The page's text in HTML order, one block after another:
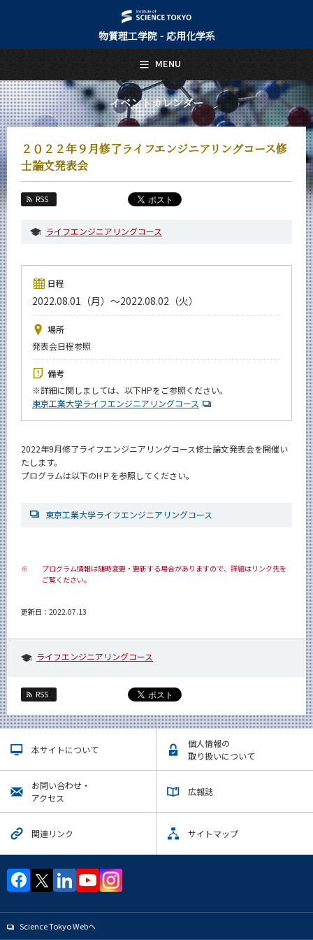
物質理工学院 - 応用化学系
イベントカレンダー
２０２２年９月修了ライフエンジニアリングコース修
士論文発表会
RSS
ライフエンジニアリングコース
日程
2022.08.01（月）～2022.08.02（火）
場所
発表会日程参照
備考
※詳細に関しましては、以下HPをご参照ください。
東京工業大学ライフエンジニアリングコース
2022年9月修了ライフエンジニアリングコース修士論文発表会を開催い
たします。
プログラムは以下のHＰを参照してください。
東京工業大学ライフエンジニアリングコース
※
プログラム情報は随時変更・更新する場合がありますので、詳細はリンク先を
ご覧ください。
更新日：2022.07.13
ライフエンジニアリングコース
RSS
本サイトについて
個人情報の
取り扱いについて
お問い合わせ・
アクセス
広報誌
関連リンク サイトマップ
Science Tokyo Webヘ
MENU
日本語 English
トップページ
Top Page
応用化学系について
About Us
教育
Education
教員・研究室
Faculty and Laboratories
未来
Admissions
応用化学系 News
イベントカレンダー
Event Calendar
今後のイベント
系詳細情報